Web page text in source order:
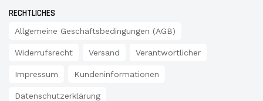
RECHTLICHES
Allgemeine Geschäftsbedingungen (AGB)
Widerrufsrecht Versand Verantwortlicher
Impressum Kundeninformationen
Datenschutzerklärung